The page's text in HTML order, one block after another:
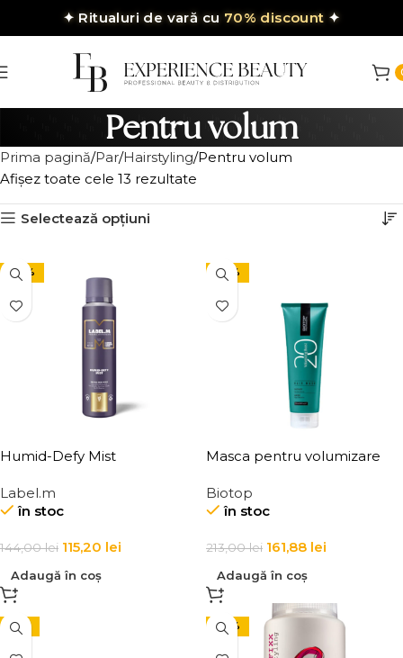
✦ Ritualuri de vară cu 70% discount ✦
Pentru volum
Prima pagină Par Hairstyling Pentru volum
Afișez toate cele 13 rezultate
Selectează opțiuni
-20%
Humid-Defy Mist
Label.m
în stoc
144,00lei 115,20 lei
Adaugă în coș
-24%
Masca pentru volumizare
Hair Mask
Biotop
în stoc
213,00lei 161,88 lei
Adaugă în coș
-15% -37%